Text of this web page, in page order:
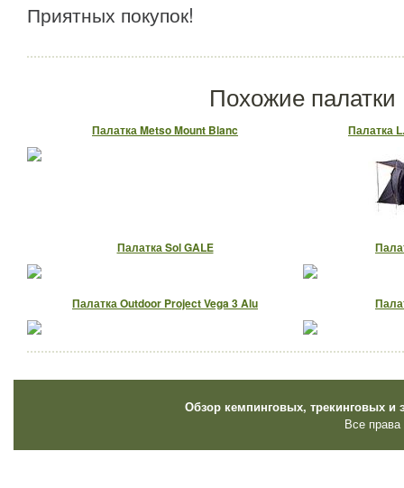
Приятных покупок!
Похожие палатки
Палатка Metso Mount Blanc Палатка
Палатка Sol GALE
Палатка Outdoor Project Vega 3 Alu
Обзор кемпинговых, трекинговых и
Все